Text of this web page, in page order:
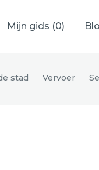
Mijn gids (0)
stad Vervoer